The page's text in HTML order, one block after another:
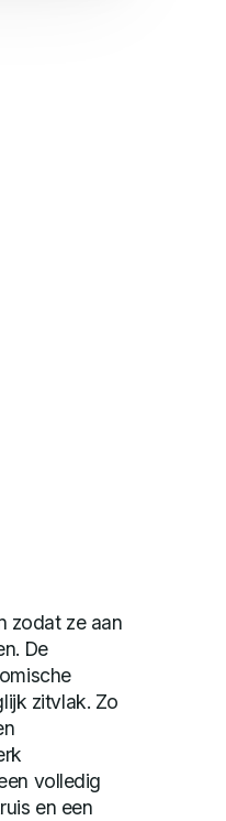
zodat ze aan
De
zitvlak. Zo
volledig
en een